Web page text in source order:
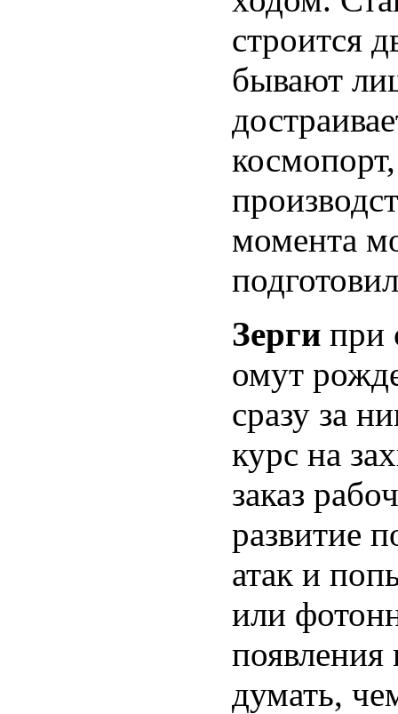
строится
бывают
момента
Зерги при
омут
сразу за
курс на
заказ
развитие
атак и
или
думать,